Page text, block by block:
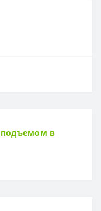
подъемом в